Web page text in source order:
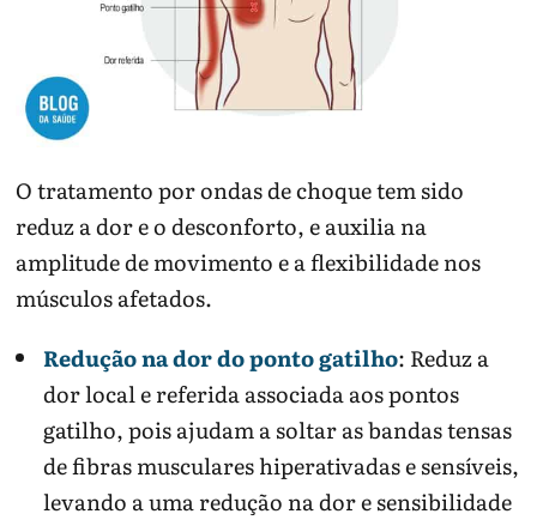
O tratamento por ondas de choque tem sido
reduz a dor e o desconforto, e auxilia na
amplitude de movimento e a flexibilidade nos
músculos afetados.
Redução na dor do ponto gatilho: Reduz a
dor local e referida associada aos pontos
gatilho, pois ajudam a soltar as bandas tensas
de fibras musculares hiperativadas e sensíveis,
levando a uma redução na dor e sensibilidade